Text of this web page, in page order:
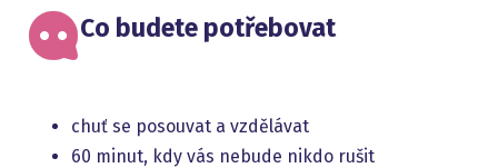
Co budete potřebovat
chuť se posouvat a vzdělávat
60 minut, kdy vás nebude nikdo rušit